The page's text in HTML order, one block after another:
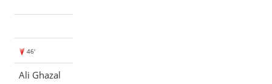
46'
Ali Ghazal